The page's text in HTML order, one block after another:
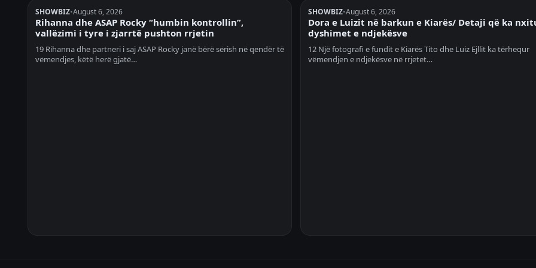
SHOWBIZ•August 6, 2026
Rihanna dhe ASAP Rocky “humbin kontrollin”,
vallëzimi i tyre i zjarrtë pushton rrjetin
19 Rihanna dhe partneri i saj ASAP Rocky janë bërë sërish në qendër të
vëmendjes, këtë herë gjatë…
SHOWBIZ•August 6, 2026
Dora e Luizit në barkun e Kiarës/ Detaji që ka
dyshimet e ndjekësve
12 Një fotografi e fundit e Kiarës Tito dhe Luiz Ejllit ka tërhequr
vëmendjen e ndjekësve në rrjetet…